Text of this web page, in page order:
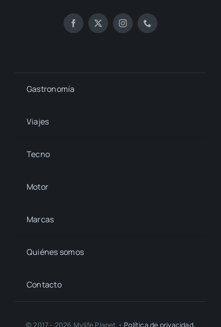
Gastronomía
Viajes
Tecno
Motor
Marcas
Quiénes somos
Contacto
© 2017 - 2026 Mylife Planet • Política de privacidad.